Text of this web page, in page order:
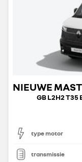
GB L2H2
type motor
transmissie